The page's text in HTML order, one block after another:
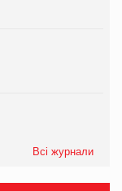
Всі журнали